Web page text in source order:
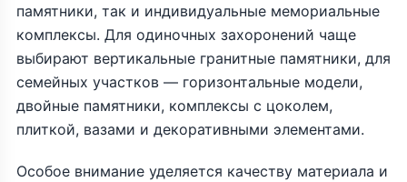
памятники, так и индивидуальные мемориальные
комплексы. Для одиночных захоронений чаще
выбирают вертикальные гранитные памятники, для
семейных участков — горизонтальные модели,
двойные памятники, комплексы с цоколем,
плиткой, вазами и декоративными элементами.
Особое внимание уделяется качеству материала и